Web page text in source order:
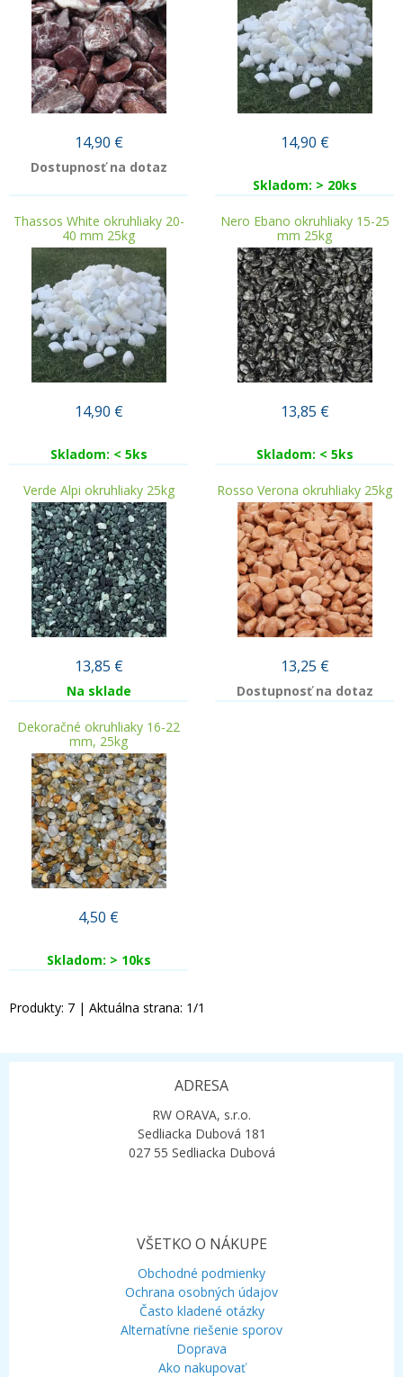
14,90 €
Dostupnosť na dotaz
14,90 €
Skladom: > 20ks
Thassos White okruhliaky 20-
40 mm 25kg
14,90 €
Skladom: < 5ks
Nero Ebano okruhliaky 15-25
mm 25kg
13,85 €
Skladom: < 5ks
Verde Alpi okruhliaky 25kg
13,85 €
Na sklade
Rosso Verona okruhliaky 25kg
13,25 €
Dostupnosť na dotaz
Dekoračné okruhliaky 16-22
mm, 25kg
4,50 €
Skladom: > 10ks
Produkty: 7 | Aktuálna strana: 1/1
ADRESA
RW ORAVA, s.r.o.
Sedliacka Dubová 181
027 55 Sedliacka Dubová
VŠETKO O NÁKUPE
Obchodné podmienky
Ochrana osobných údajov
Často kladené otázky
Alternatívne riešenie sporov
Doprava
Ako nakupovať